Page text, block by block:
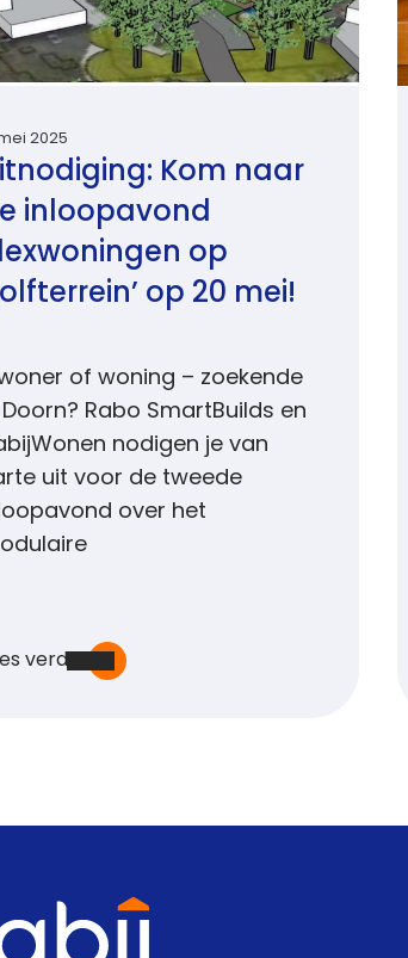
2025
Kom naar
inloopavond
op
op 20 mei!
of woning – zoekende
Doorn? Rabo SmartBuilds en
nodigen je van
uit voor de tweede
over het
verder